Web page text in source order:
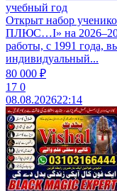
учебный год
Открыт набор
ПЛЮС…I» на
работы, с 1991 года,
индивидуальный...
80 000 ₽
17 0
08.08.202622:14